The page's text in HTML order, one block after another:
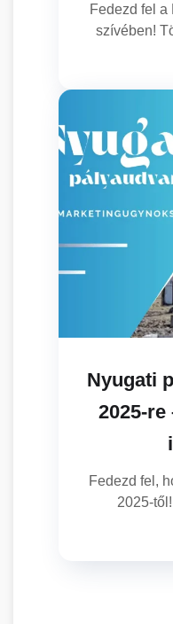
Fedezd fel
szívében!
Nyugati
2025-re
Fedezd fel,
2025-